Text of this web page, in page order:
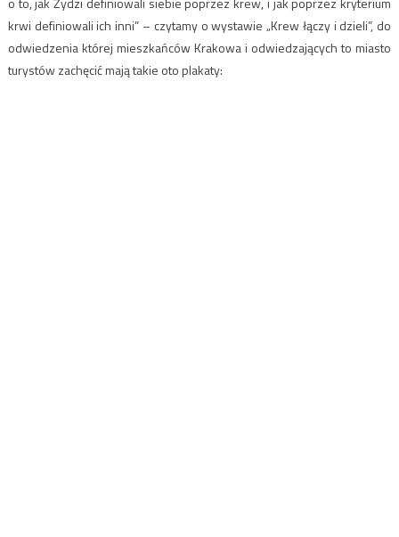
krwi definiowali ich inni” – czytamy o wystawie „Krew łączy i dzieli”, do
odwiedzenia której mieszkańców Krakowa i odwiedzających to miasto
turystów zachęcić mają takie oto plakaty: